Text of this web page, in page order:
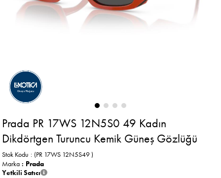
Prada PR 17WS 12N5S0 49 Kadın
Dikdörtgen Turuncu Kemik Güneş Gözlüğü
(PR 17WS 12N5S49 )
Stok Kodu
Marka : Prada
Yetkili Satıcı